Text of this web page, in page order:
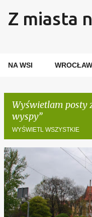
Przejdź
Z miasta
NA WSI WROCŁAW
Wyświetlam posty
wyspy
WYŚWIETL WSZYSTKIE
P
o
s
y